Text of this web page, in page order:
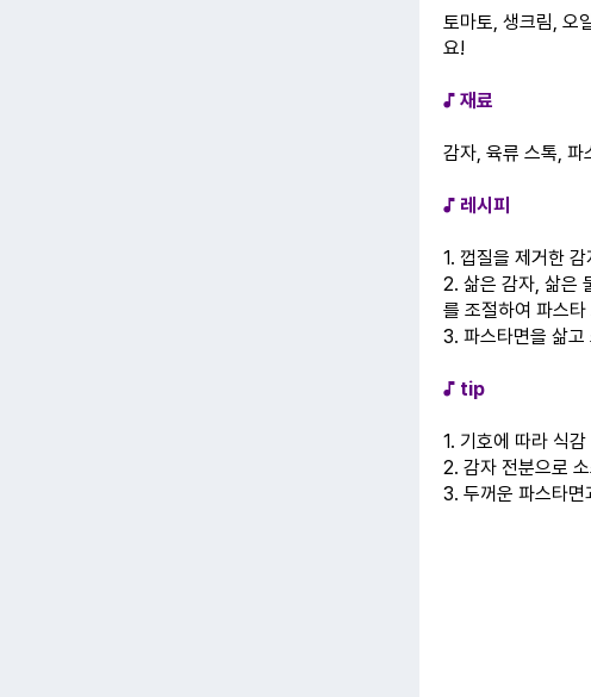
토마토, 생크림, 오
요!
♪ 재료
감자, 육류 스톡, 파
♪ 레시피
1. 껍질을 제거한
2. 삶은 감자, 삶은
를 조절하여 파스
3. 파스타면을 삶고
♪ tip
1. 기호에 따라 식
2. 감자 전분으로
3. 두꺼운 파스타면